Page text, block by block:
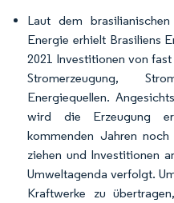
Laut dem
Energie erhielt Brasiliens
2021 Investitionen von
Stromerzeugung,
Energiequellen.
wird die Erzeugung
kommenden Jahren
ziehen und Investitionen
Umweltagenda verfolgt.
Kraftwerke zu